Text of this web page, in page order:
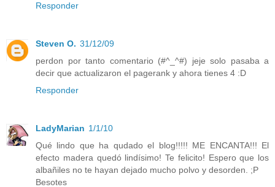
Responder
Steven O. 31/12/09
perdon por tanto comentario (#^_^#) jeje solo pasaba a
decir que actualizaron el pagerank y ahora tienes 4 :D
Responder
LadyMarian 1/1/10
Qué lindo que ha qudado el blog!!!!! ME ENCANTA!!! El
efecto madera quedó lindísimo! Te felicito! Espero que los
albañiles no te hayan dejado mucho polvo y desorden. ;P
Besotes